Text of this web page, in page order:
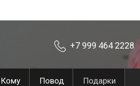
+7 999 464 2228
Кому Повод Подарки